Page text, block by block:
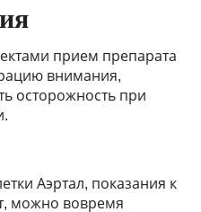
прием препарата
внимания,
осторожность при
Аэртал, показания к
можно вовремя